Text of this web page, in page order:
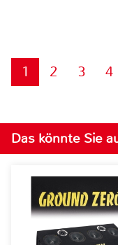
1 2 3 4
Das könnte Sie